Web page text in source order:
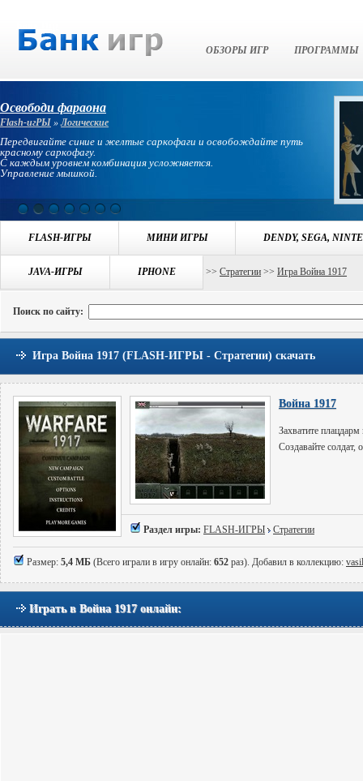
ОБЗОРЫ ИГР ПРОГРАММЫ
Освободи фараона
Flash-игРЫ »Логические
Передвигайте синие и желтые саркофаги и освобождайте путь
красному саркофагу.
С каждым уровнем комбинация усложняется.
Управление мышкой.
FLASH-ИГРЫ МИНИ ИГРЫ DENDY, SEGA,
JAVA-ИГРЫ IPHONE
Навигация:БАНК ИГР ИГРЫ FLASH-ИГРЫ >> Стратегии >> Игра Война 1917
Поиск по сайту:
Игра Война 1917 (FLASH-ИГРЫ - Стратегии) скачать
Война 1917
Захватите плацдарм
Создавайте солдат,
Раздел игры: FLASH-ИГРЫ Стратегии
Размер: 5,4 МБ (Всего играли в игру онлайн: 652 раз). Добавил в коллекцию:
Играть в Война 1917 онлайн: